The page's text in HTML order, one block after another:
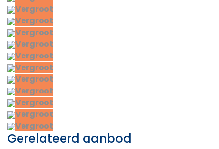
Vergroot
Vergroot
Vergroot
Vergroot
Vergroot
Vergroot
Vergroot
Vergroot
Vergroot
Vergroot
Vergroot
Gerelateerd aanbod